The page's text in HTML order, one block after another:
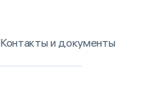
Контакты и документы